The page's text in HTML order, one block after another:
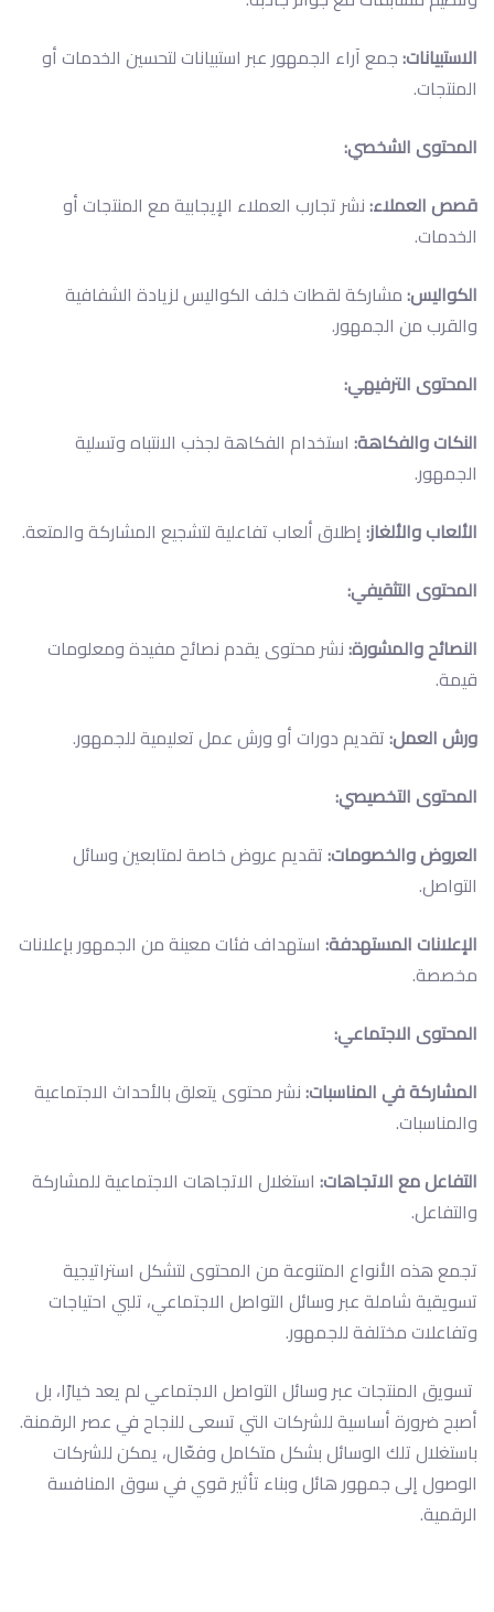
الاستبيانات:جمع آراء الجمهور عبر استبيانات لتحسين الخدمات أو
المنتجات.
المحتوى الشخصي:
قصص العملاء:نشر تجارب العملاء الإيجابية مع المنتجات أو
الخدمات.
الكواليس:مشاركة لقطات خلف الكواليس لزيادة الشفافية
والقرب من الجمهور.
المحتوى الترفيهي:
النكات والفكاهة: استخدام الفكاهة لجذب الانتباه وتسلية
الجمهور.
الألعاب والألغاز:إطلاق ألعاب تفاعلية لتشجيع المشاركة والمتعة.
المحتوى التثقيفي:
النصائح والمشورة:نشر محتوى يقدم نصائح مفيدة ومعلومات
قيمة.
ورش العمل:تقديم دورات أو ورش عمل تعليمية للجمهور.
المحتوى التخصيصي:
العروض والخصومات:تقديم عروض خاصة لمتابعين وسائل
التواصل.
الإعلانات المستهدفة: استهداف فئات معينة من الجمهور بإعلانات
مخصصة.
المحتوى الاجتماعي:
المشاركة في المناسبات:نشر محتوى يتعلق بالأحداث الاجتماعية
والمناسبات.
التفاعل مع الاتجاهات: استغلال الاتجاهات الاجتماعية للمشاركة
والتفاعل.
تجمع هذه الأنواع المتنوعة من المحتوى لتشكل استراتيجية
تسويقية شاملة عبر وسائل التواصل الاجتماعي، تلبي احتياجات
وتفاعلات مختلفة للجمهور.
تسويق المنتجات عبر وسائل التواصل الاجتماعي لم يعد خيارًا، بل
أصبح ضرورة أساسية للشركات التي تسعى للنجاح في عصر الرقمنة.
باستغلال تلك الوسائل بشكل متكامل وفعّال، يمكن للشركات
الوصول إلى جمهور هائل وبناء تأثير قوي في سوق المنافسة
الرقمية.